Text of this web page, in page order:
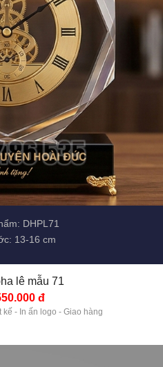
DHPL71
13-16 cm
lê mẫu 71
đ
kế - In ấn logo - Giao hàng